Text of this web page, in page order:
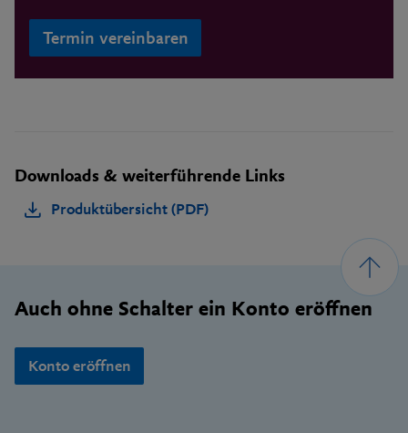
Termin vereinbaren
Downloads & weiterführende Links
Produktübersicht (PDF)
Auch ohne Schalter ein Konto eröffnen
Konto eröffnen